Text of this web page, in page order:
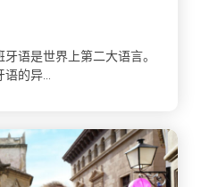
语是世界上第二大语言。
的异...